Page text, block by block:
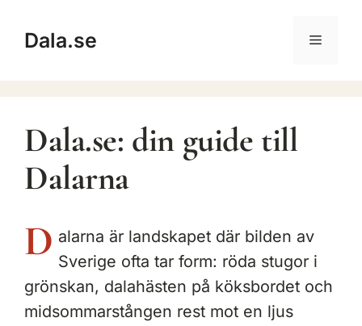
Dala.se Meny
Dala.se: din guide till
Dalarna
D alarna är landskapet där bilden av
Sverige ofta tar form: röda stugor i
grönskan, dalahästen på köksbordet och
midsommarstången rest mot en ljus